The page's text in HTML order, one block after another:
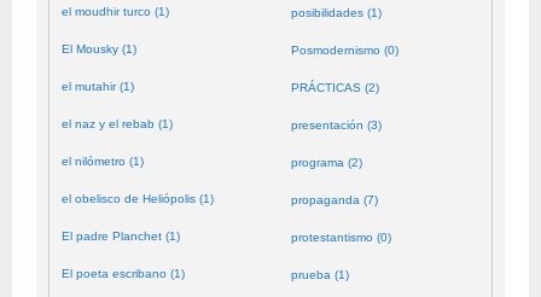
el moudhir turco (1)
El Mousky (1)
el mutahir (1)
el naz y el rebab (1)
el nilómetro (1)
el obelisco de Heliópolis (1)
El padre Planchet (1)
El poeta escribano (1)
posibilidades (1)
Posmodernismo (0)
PRÁCTICAS (2)
presentación (3)
programa (2)
propaganda (7)
protestantismo (0)
prueba (1)